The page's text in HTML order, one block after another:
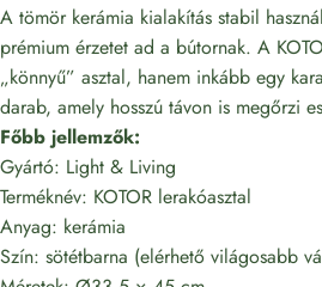
A tömör kerámia kialakítás stabil
prémium érzetet ad a bútornak. A
„könnyű” asztal, hanem inkább egy
darab, amely hosszú távon is megőrzi
Főbb jellemzők:
Gyártó: Light & Living
Terméknév: KOTOR lerakóasztal
Anyag: kerámia
Szín: sötétbarna (elérhető világosabb